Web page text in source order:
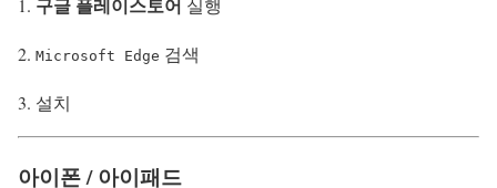
구글 플레이스토어 실행
Microsoft Edge 검색
설치
아이폰 / 아이패드